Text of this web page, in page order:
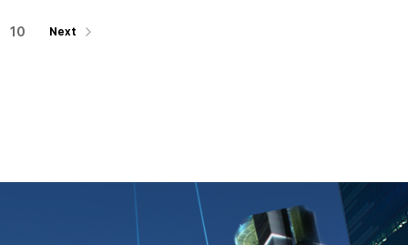
10 Next